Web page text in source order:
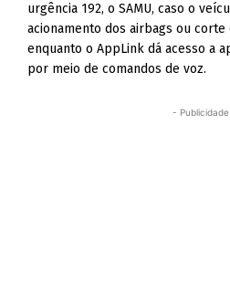
urgência 192, o SAMU, caso o
acionamento dos airbags ou
enquanto o AppLink dá acesso a
por meio de comandos de voz.
-